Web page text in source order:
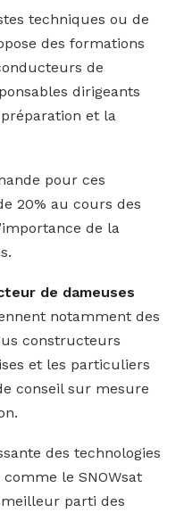
techniques ou de
des formations
de
dirigeants
et la
pour ces
20% au cours des
de la
de dameuses
notamment des
constructeurs
et les particuliers
conseil sur mesure
des technologies
le SNOWsat
parti des